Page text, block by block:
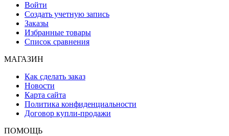
Войти
Создать учетную запись
Заказы
Избранные товары
Список сравнения
МАГАЗИН
Как сделать заказ
Новости
Карта сайта
Политика конфиденциальности
Договор купли-продажи
ПОМОЩЬ